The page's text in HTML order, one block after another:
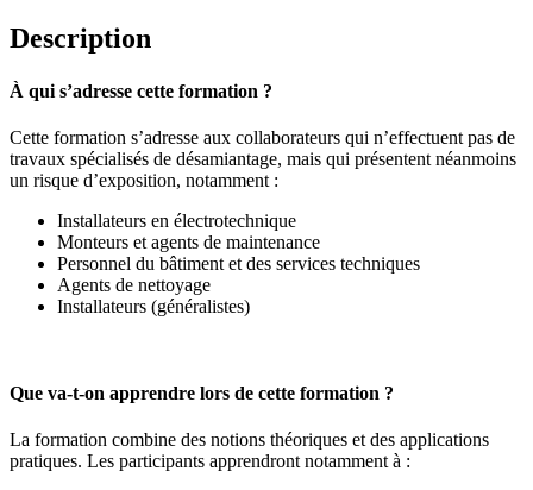
Description
À qui s’adresse cette formation ?
Cette formation s’adresse aux collaborateurs qui n’effectuent pas de
travaux spécialisés de désamiantage, mais qui présentent néanmoins
un risque d’exposition, notamment :
Installateurs en électrotechnique
Monteurs et agents de maintenance
Personnel du bâtiment et des services techniques
Agents de nettoyage
Installateurs (généralistes)
Que va-t-on apprendre lors de cette formation ?
La formation combine des notions théoriques et des applications
pratiques. Les participants apprendront notamment à :